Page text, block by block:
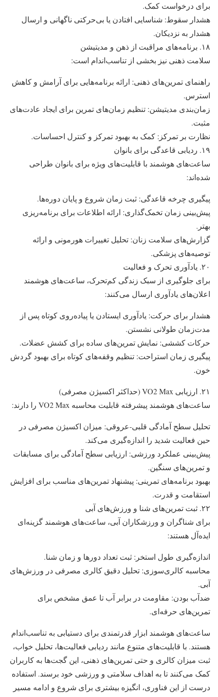
برای درخواست کمک.
هشدار سقوط: شناسایی افتادن یا بی‌حرکتی ناگهانی و ارسال
هشدار به نزدیکان.
۱۸. برنامه‌های مراقبت از ذهن و مدیتیشن
سلامت ذهنی نیز بخشی از تناسب‌اندام است:
راهنمای تمرین‌های ذهنی: ارائه برنامه‌هایی برای آرامش و کاهش
استرس.
زمان‌بندی مدیتیشن: تنظیم زمان‌های تمرین برای ایجاد عادت‌های
مثبت.
نظارت بر تمرکز: کمک به بهبود تمرکز و کنترل احساسات.
۱۹. ردیابی قاعدگی برای بانوان
ساعت‌های هوشمند با قابلیت‌های ویژه برای بانوان طراحی
شده‌اند:
پیگیری چرخه قاعدگی: ثبت زمان شروع و پایان دوره‌ها.
پیش‌بینی زمان تخمک‌گذاری: ارائه اطلاعات برای برنامه‌ریزی
بهتر.
گزارش‌های سلامت زنان: تحلیل تغییرات هورمونی و ارائه
توصیه‌های پزشکی.
۲۰. یادآوری تحرک و فعالیت
برای جلوگیری از سبک زندگی کم‌تحرک، ساعت‌های هوشمند
اعلان‌های یادآوری ارسال می‌کنند:
هشدار برای حرکت: یادآوری ایستادن یا پیاده‌روی کوتاه پس از
مدت‌زمان طولانی نشستن.
حرکات کششی: نمایش تمرین‌های ساده برای کشش عضلات.
پیگیری زمان استراحت: تنظیم وقفه‌های کوتاه برای بهبود گردش
خون.
۲۱. ارزیابی VO2 Max (حداکثر اکسیژن مصرفی)
ساعت‌های هوشمند پیشرفته قابلیت محاسبه VO2 Max را دارند:
تحلیل سطح آمادگی قلبی-عروقی: میزان اکسیژن مصرفی در
حین فعالیت شدید را اندازه‌گیری می‌کند.
پیش‌بینی عملکرد ورزشی: ارزیابی سطح آمادگی برای مسابقات
و تمرین‌های سنگین.
بهبود برنامه‌های تمرینی: پیشنهاد تمرین‌های مناسب برای افزایش
استقامت و قدرت.
۲۲. ثبت تمرین‌های شنا و ورزش‌های آبی
برای شناگران و ورزشکاران آبی، ساعت‌های هوشمند گزینه‌ای
ایده‌آل هستند:
اندازه‌گیری طول استخر: ثبت تعداد دورها و زمان شنا.
محاسبه کالری‌سوزی: تحلیل دقیق کالری مصرفی در ورزش‌های
آبی.
ضدآب بودن: مقاومت در برابر آب تا عمق مشخص برای
تمرین‌های حرفه‌ای.
ساعت‌های هوشمند ابزار قدرتمندی برای دستیابی به تناسب‌اندام
هستند. با قابلیت‌های متنوع مانند ردیابی فعالیت‌ها، تحلیل خواب،
ثبت میزان کالری و حتی تمرین‌های ذهنی، این گجت‌ها به کاربران
کمک می‌کنند تا به اهداف سلامتی و ورزشی خود برسند. استفاده
درست از این فناوری، انگیزه بیشتری برای شروع و ادامه مسیر